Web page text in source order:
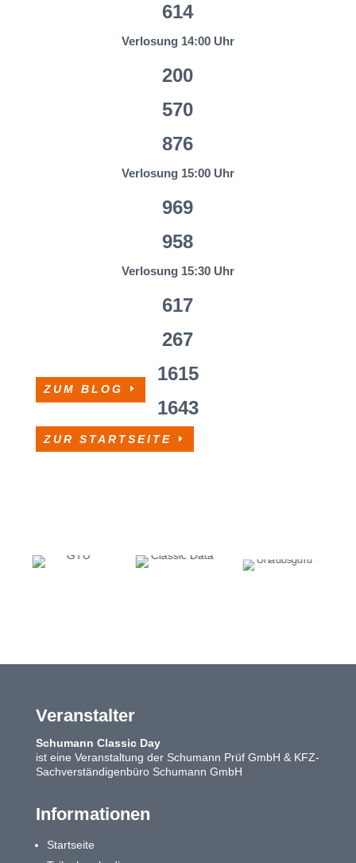
614
Verlosung 14:00 Uhr
200
570
876
Verlosung 15:00 Uhr
969
958
Verlosung 15:30 Uhr
617
267
1615
1643
ZUM BLOG
ZUR STARTSEITE
Veranstalter
Schumann Classic Day
ist eine Veranstaltung der Schumann Prüf GmbH & KFZ-
Sachverständigenbüro Schumann GmbH
Informationen
Startseite